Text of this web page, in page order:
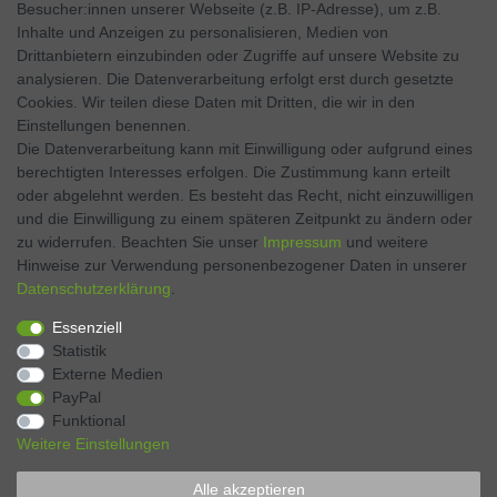
Twitter
Instagram
VERTRAG WIDERRUFEN Kontakt
Zahlen Sie bequem per
Besucher:innen unserer Webseite (z.B. IP-Adresse), um z.B.
Inhalte und Anzeigen zu personalisieren, Medien von
Drittanbietern einzubinden oder Zugriffe auf unsere Website zu
analysieren. Die Datenverarbeitung erfolgt erst durch gesetzte
Cookies. Wir teilen diese Daten mit Dritten, die wir in den
Einstellungen benennen.
Die Datenverarbeitung kann mit Einwilligung oder aufgrund eines
berechtigten Interesses erfolgen. Die Zustimmung kann erteilt
oder abgelehnt werden. Es besteht das Recht, nicht einzuwilligen
und die Einwilligung zu einem späteren Zeitpunkt zu ändern oder
zu widerrufen. Beachten Sie unser Impressum und weitere
Hinweise zur Verwendung personenbezogener Daten in unserer
Daten­schutz­erklärung
Essenziell
Statistik
Externe Medien
PayPal
Funktional
Weitere Einstellungen
Alle akzeptieren